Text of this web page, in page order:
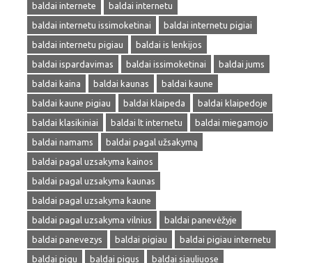
baldai internete
baldai internetu
baldai internetu issimoketinai
baldai internetu pigiai
baldai internetu pigiau
baldai is lenkijos
baldai ispardavimas
baldai issimoketinai
baldai jums
baldai kaina
baldai kaunas
baldai kaune
baldai kaune pigiau
baldai klaipeda
baldai klaipedoje
baldai klasikiniai
baldai lt internetu
baldai miegamojo
baldai namams
baldai pagal užsakymą
baldai pagal uzsakyma kainos
baldai pagal uzsakyma kaunas
baldai pagal uzsakyma kaune
baldai pagal uzsakyma vilnius
baldai panevėžyje
baldai panevezys
baldai pigiau
baldai pigiau internetu
baldai pigu
baldai pigus baldai siauliuose